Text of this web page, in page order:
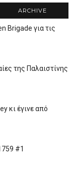
ARCHIVE
Brigade για τις
της Παλαιστίνης
κι έγινε από
#1